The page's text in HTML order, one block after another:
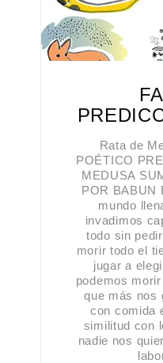
Rata de
POÉTICO
MEDUSA
POR BABUN
mundo
invadimos
todo sin
morir todo el
jugar a
podemos
que más nos
con comida
similitud con
nadie nos